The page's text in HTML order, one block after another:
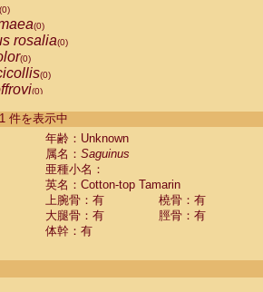
(0)
(0)
rosalia(0)
(0)
(0)
(0)
(0)
(0)
(0)
件を表示中
年齢：Unknown
属名： Saguinus
亜種小名：
英名：Cotton-top Tamarin
上腕骨：有
橈骨：有
大腿骨：有
脛骨：有
体幹：有